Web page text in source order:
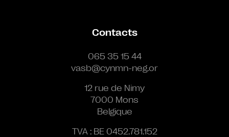
Contacts
065 35 15 44
vasb@cynmn-neg.or
12 rue de Nimy
7000 Mons
Belgique
TVA : BE 0452.781.152